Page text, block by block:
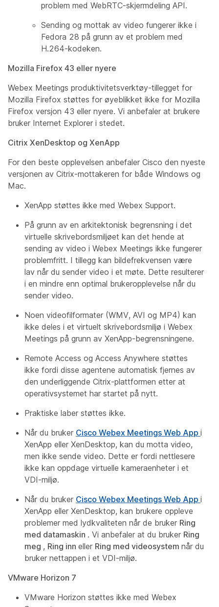
problem med WebRTC-skjermdeling API.
Sending og mottak av video fungerer ikke i
Fedora 28 på grunn av et problem med
H.264-kodeken.
Mozilla Firefox 43 eller nyere
Webex Meetings produktivitetsverktøy-tillegget for
Mozilla Firefox støttes for øyeblikket ikke for Mozilla
Firefox versjon 43 eller nyere. Vi anbefaler at brukere
bruker Internet Explorer i stedet.
Citrix XenDesktop og XenApp
For den beste opplevelsen anbefaler Cisco den nyeste
versjonen av Citrix-mottakeren for både Windows og
Mac.
XenApp støttes ikke med Webex Support.
På grunn av en arkitektonisk begrensning i det
virtuelle skrivebordsmiljøet kan det hende at
sending av video i Webex Meetings ikke fungerer
problemfritt. I tillegg kan bildefrekvensen være
lav når du sender video i et møte. Dette resulterer
i en mindre enn optimal brukeropplevelse når du
sender video.
Noen videofilformater (WMV, AVI og MP4) kan
ikke deles i et virtuelt skrivebordsmiljø i Webex
Meetings på grunn av XenApp-begrensningene.
Remote Access og Access Anywhere støttes
ikke fordi disse agentene automatisk fjernes av
den underliggende Citrix-plattformen etter at
operativsystemet har startet på nytt.
Praktiske laber støttes ikke.
Når du bruker Cisco Webex Meetings Web App i
XenApp eller XenDesktop, kan du motta video,
men ikke sende video. Dette er fordi nettlesere
ikke kan oppdage virtuelle kameraenheter i et
VDI-miljø.
Når du bruker Cisco Webex Meetings Web App i
XenApp eller XenDesktop, kan brukere oppleve
problemer med lydkvaliteten når de bruker Ring
med datamaskin . Vi anbefaler at du bruker Ring
meg , Ring inn eller Ring med videosystem når du
bruker nettappen i et VDI-miljø.
VMware Horizon 7
VMware Horizon støttes ikke med Webex